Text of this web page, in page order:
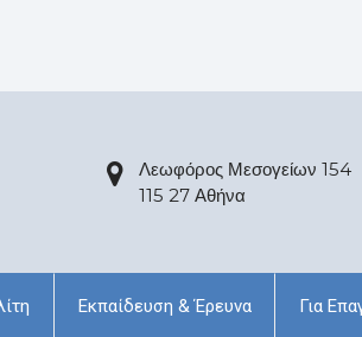
Λεωφόρος Μεσογείων 154
115 27 Αθήνα
Εκπαίδευση & Έρευνα Για